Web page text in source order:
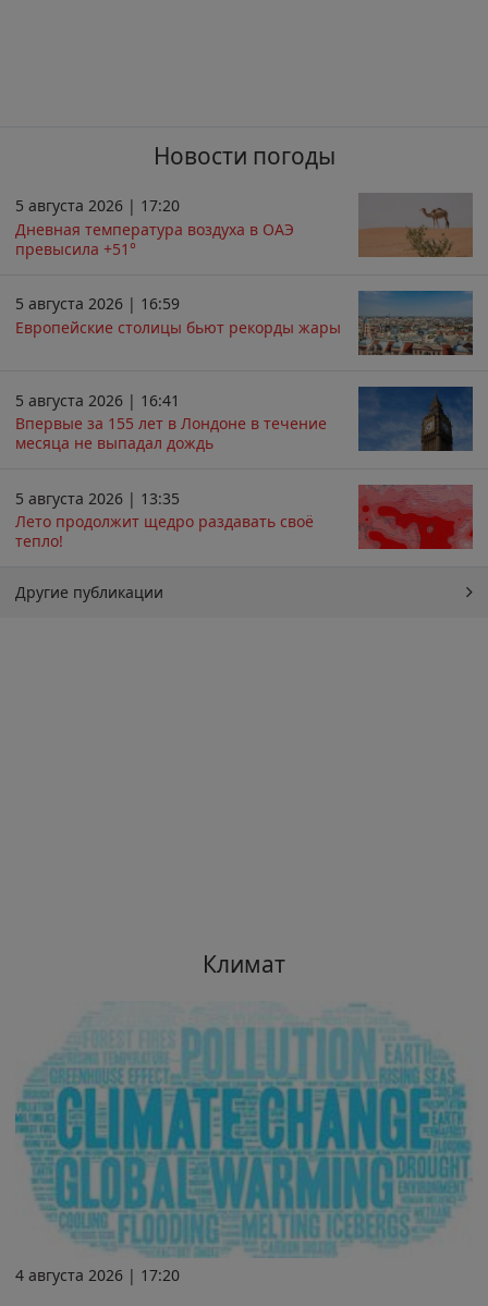
Новости погоды
5 августа 2026 | 17:20
Дневная температура воздуха в ОАЭ
превысила +51°
5 августа 2026 | 16:59
Европейские столицы бьют рекорды жары
5 августа 2026 | 16:41
Впервые за 155 лет в Лондоне в течение
месяца не выпадал дождь
5 августа 2026 | 13:35
Лето продолжит щедро раздавать своё
тепло!
Другие публикации
Климат
4 августа 2026 | 17:20